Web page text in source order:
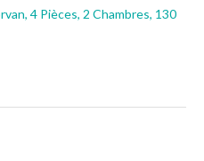
4 Pièces, 2 Chambres, 130